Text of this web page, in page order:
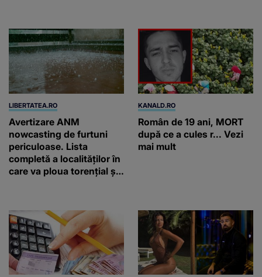
LIBERTATEA.RO
Avertizare ANM
nowcasting de furtuni
periculoase. Lista
completă a localităților în
care va ploua torențial și
KANALD.RO
Român de 19 ani, MORT
după ce a cules r... Vezi
mai mult